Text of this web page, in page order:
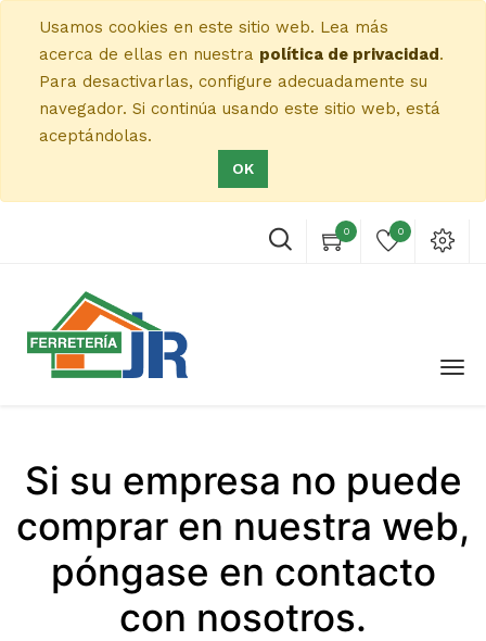
Usamos cookies en este sitio web. Lea más
acerca de ellas en nuestra política de privacidad.
Para desactivarlas, configure adecuadamente su
navegador. Si continúa usando este sitio web, está
aceptándolas.
OK
0 0
Si su empresa no puede
comprar en nuestra web,
póngase en contacto
con nosotros.